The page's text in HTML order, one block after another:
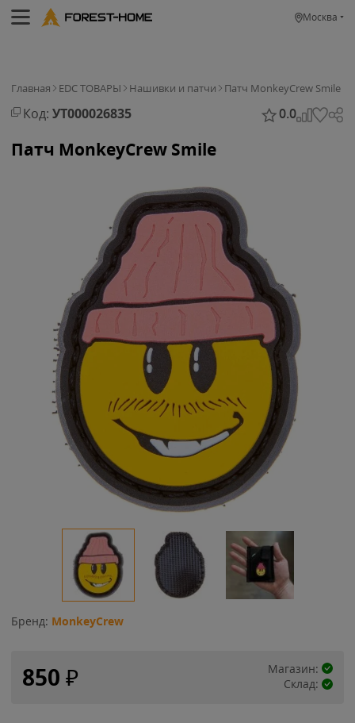
Москва
Главная EDC ТОВАРЫ Нашивки и патчи Патч MonkeyCrew Smile
Код: УТ000026835 0.0
Патч MonkeyCrew Smile
Бренд: MonkeyCrew
850 ₽
Магазин:
Склад: